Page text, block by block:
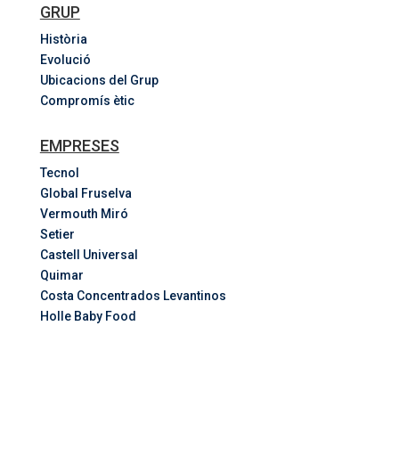
GRUP
Història
Evolució
Ubicacions del Grup
Compromís ètic
EMPRESES
Tecnol
Global Fruselva
Vermouth Miró
Setier
Castell Universal
Quimar
Costa Concentrados Levantinos
Holle Baby Food